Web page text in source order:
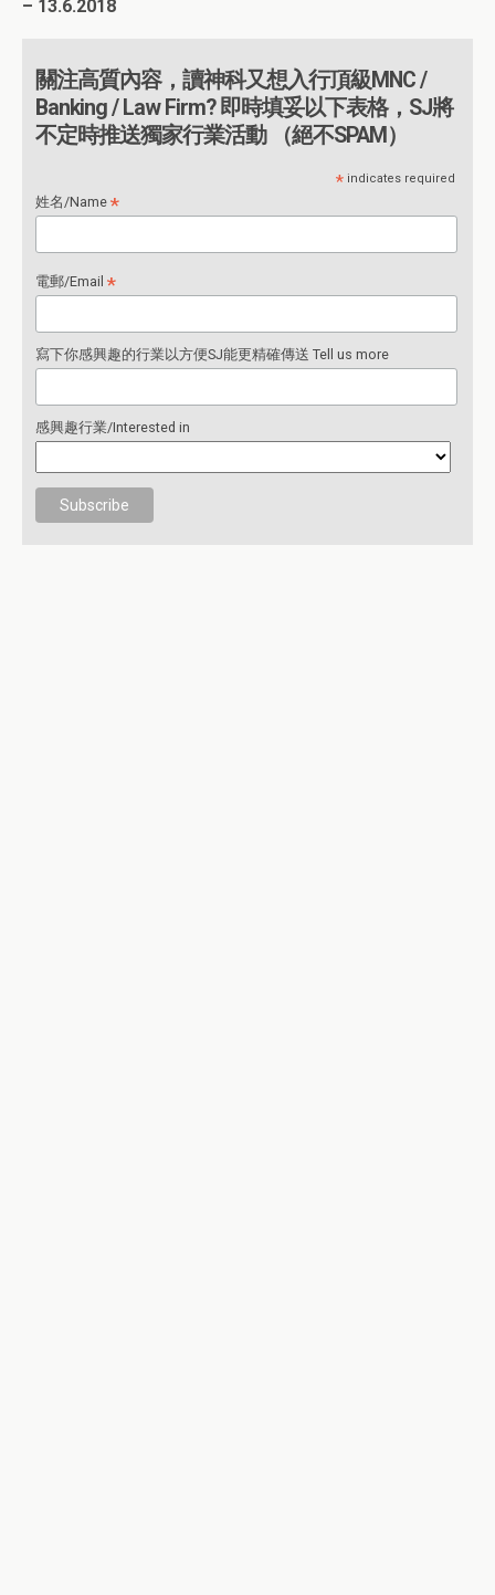
– 13.6.2018
關注高質內容，讀神科又想入行頂級MNC /
Banking / Law Firm? 即時填妥以下表格，SJ將
不定時推送獨家行業活動 （絕不SPAM）
* indicates required
姓名/Name*
電郵/Email*
寫下你感興趣的行業以方便SJ能更精確傳送 Tell us more
感興趣行業/Interested in